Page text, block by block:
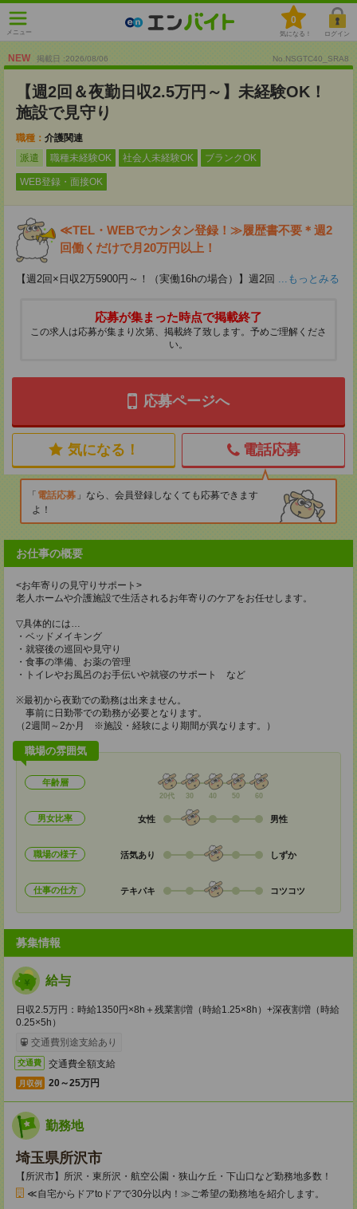
メニュー
0
気になる！ ログイン
NEW 掲載日 :2026/08/06 No.NSGTC40_SRA8
【週2回＆夜勤日収2.5万円～】未経験OK！
施設で見守り
職種： 介護関連
派遣
職種未経験OK 社会人未経験OK ブランクOK
WEB登録・面接OK
≪TEL・WEBでカンタン登録！≫履歴書不要＊週2
回働くだけで月20万円以上！
【週2回×日収2万5900円～！（実働16hの場合）】週2回 ...もっとみる
応募が集まった時点で掲載終了
この求人は応募が集まり次第、掲載終了致します。予めご理解くださ
い。
応募ページへ
気になる！ 電話応募
電話応募
なら、会員登録しなくても応募できます
よ！
お仕事の概要
<お年寄りの見守りサポート>
老人ホームや介護施設で生活されるお年寄りのケアをお任せします。
▽具体的には…
・ベッドメイキング
・就寝後の巡回や見守り
・食事の準備、お薬の管理
・トイレやお風呂のお手伝いや就寝のサポート など
※最初から夜勤での勤務は出来ません。
事前に日勤帯での勤務が必要となります。
（2週間～2か月 ※施設・経験により期間が異なります。）
職場の雰囲気
年齢層
20代 30 40 50 60
男女比率 女性 男性
職場の様子 活気あり しずか
仕事の仕方 テキパキ コツコツ
募集情報
給与
日収2.5万円：時給1350円×8h＋残業割増（時給1.25×8h）+深夜割増（時給
0.25×5h）
交通費別途支給あり
交通費 交通費全額支給
月収例 20～25万円
勤務地
埼玉県所沢市
【所沢市】所沢・東所沢・航空公園・狭山ケ丘・下山口など勤務地多数！
≪自宅からドアtoドアで30分以内！≫ご希望の勤務地を紹介します。